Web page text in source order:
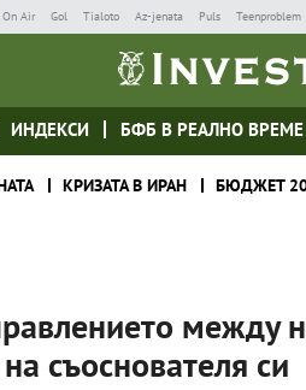
Air Gol Tialoto Az-jenata Puls Teenproblem
ИНДЕКСИ БФБ В РЕАЛНО ВРЕМЕ
КРИЗАТА В ИРАН БЮДЖЕТ
между
съоснователя си